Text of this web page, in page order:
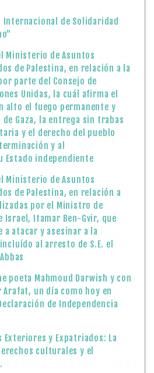
Internacional de Solidaridad
Ministerio de Asuntos
de Palestina, en relación a la
parte del Consejo de
Unidas, la cuál afirma el
alto el fuego permanente y
Gaza, la entrega sin trabas
y el derecho del pueblo
y al
Estado independiente
Ministerio de Asuntos
de Palestina, en relación a
por el Ministro de
Israel, Itamar Ben-Gvir, que
atacar y asesinar a la
al arresto de S.E. el
poeta Mahmoud Darwish y con
Arafat, un día como hoy en
de Independencia
y Expatriados: La
culturales y el